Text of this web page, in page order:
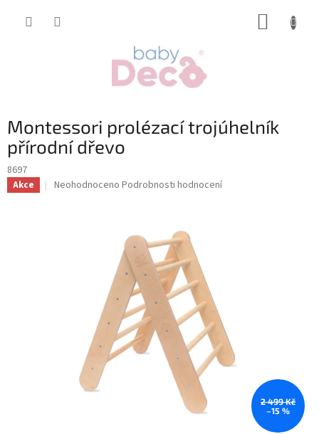
Montessori prolézací trojúhelník
přírodní dřevo
8697
Akce
Průměrné
Neohodnoceno Podrobnosti hodnocení
2 499 Kč
–15 %